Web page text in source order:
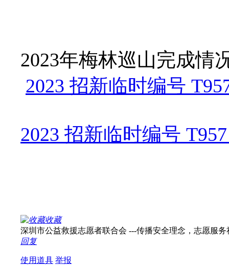
2023年梅林巡山完成情
2023 招新临时编号
2023 招新临时编号
收藏
深圳市公益救援志愿者联合会 ---传播安全理念，志愿服务
回复
使用道具 举报